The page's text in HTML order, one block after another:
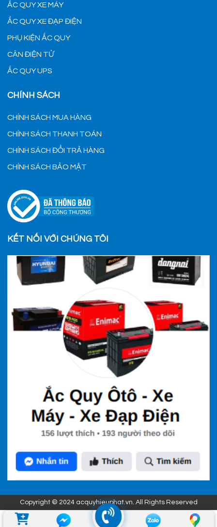
ẮC QUY XE MÁY
ẮC QUY XE ĐẠP ĐIỆN
PHỤ KIỆN ẮC QUY
CÂN ĐIỆN TỬ
ẮC QUY UPS
CHÍNH SÁCH
CHÍNH SÁCH MUA HÀNG
CHÍNH SÁCH THANH TOÁN
CHÍNH SÁCH ĐỔI TRẢ HÀNG
CHÍNH SÁCH BẢO MẬT
KẾT NỐI VỚI CHÚNG TÔI
Copyright © 2024 acquyhieuphat.vn. All Rights Reserved